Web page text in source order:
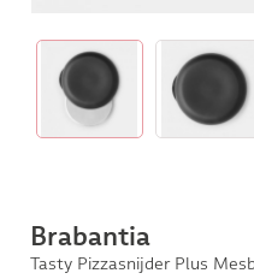
Brabantia
Tasty Pizzasnijder Plus